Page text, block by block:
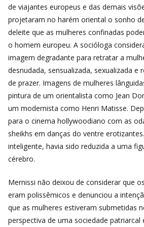
de viajantes europeus e das demais
projetaram no harém oriental o sonho
deleite que as mulheres confinadas
o homem europeu. A socióloga
imagem degradante para retratar a
desnudada, sensualizada, sexualizada e
de prazer. Imagens de mulheres
pintura de um orientalista como Jean
um modernista como Henri Matisse.
para o cinema hollywoodiano com as
sheikhs em danças do ventre
inteligente, havia sido reduzida a uma
cérebro.
Mernissi não deixou de considerar que
eram polissêmicos e denunciou a
que as mulheres estiveram submetidas
perspectiva de uma sociedade